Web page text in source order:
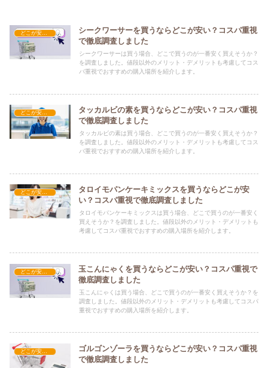
どこが安い？-食品・食材
シークワーサーを買うならどこが安い？コスパ重視
で徹底調査しました
シークワーサーは買う場合、どこで買うのが一番安く買えそうか？
を調査しました。値段以外のメリット・デメリットも考慮してコス
パ重視でおすすめの購入場所を紹介します。
どこが安い？-食品・食材
タッカルビの素を買うならどこが安い？コスパ重視
で徹底調査しました
タッカルビの素は買う場合、どこで買うのが一番安く買えそうか？
を調査しました。値段以外のメリット・デメリットも考慮してコス
パ重視でおすすめの購入場所を紹介します。
どこが安い？-食品・食材
タロイモパンケーキミックスを買うならどこが安
い？コスパ重視で徹底調査しました
タロイモパンケーキミックスは買う場合、どこで買うのが一番安く
買えそうか？を調査しました。値段以外のメリット・デメリットも
考慮してコスパ重視でおすすめの購入場所を紹介します。
どこが安い？-食品・食材
玉こんにゃくを買うならどこが安い？コスパ重視で
徹底調査しました
玉こんにゃくは買う場合、どこで買うのが一番安く買えそうか？を
調査しました。値段以外のメリット・デメリットも考慮してコスパ
重視でおすすめの購入場所を紹介します。
どこが安い？-食品・食材
ゴルゴンゾーラを買うならどこが安い？コスパ重視
で徹底調査しました